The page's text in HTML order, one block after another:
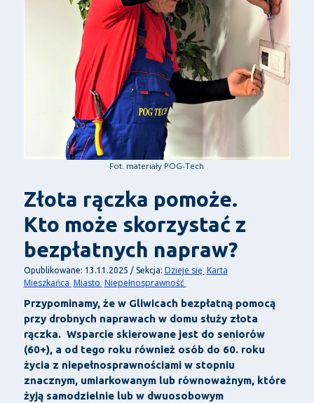
Fot. materiały POG-Tech
Złota rączka pomoże.
Kto może skorzystać z
bezpłatnych napraw?
Opublikowane: 13.11.2025 / Sekcja: Dzieje się Karta
Mieszkańca Miasto Niepełnosprawność
Przypominamy, że w Gliwicach bezpłatną pomocą
przy drobnych naprawach w domu służy złota
rączka. Wsparcie skierowane jest do seniorów
(60+), a od tego roku również osób do 60. roku
życia z niepełnosprawnościami w stopniu
znacznym, umiarkowanym lub równoważnym, które
żyją samodzielnie lub w dwuosobowym